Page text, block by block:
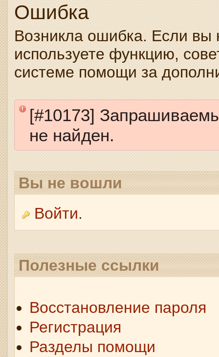
Ошибка
Возникла ошибка. Если вы
используете функцию,
системе помощи за
[#10173]
не найден.
Вы не вошли
Войти.
Полезные ссылки
Восстановление пароля
Регистрация
Разделы помощи